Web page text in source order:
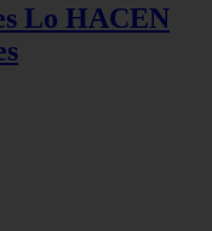
Lo HACEN